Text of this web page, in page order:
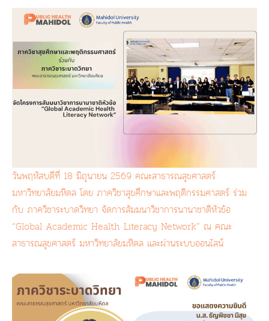
วันพฤหัสบดีที่ 18 มิถุนายน 2569 คณะสาธารณสุขศาสตร์
มหาวิทยาลัยมหิดล โดย ภาควิชาสุขศึกษาและพฤติกรรมศาสตร์ ร่วม
กับ ภาควิชาระบาดวิทยา จัดการสัมมนาวิชาการนานาชาติหัวข้อ
“Global Academic Health Literacy Network” ณ คณะ
สาธารณสุขศาสตร์ มหาวิทยาลัยมหิดล และผ่านระบบออนไลน์